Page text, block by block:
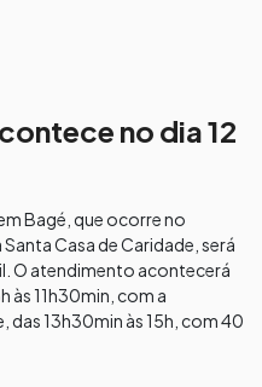
no dia 12
Bagé, que ocorre no
Casa de Caridade, será
O atendimento acontecerá
às 11h30min, com a
das 13h30min às 15h, com 40